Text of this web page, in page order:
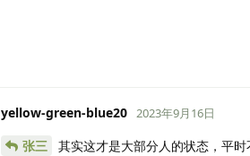
yellow-green-blue20 2023年9月16日
张三
其实这才是大部分人的状态，平